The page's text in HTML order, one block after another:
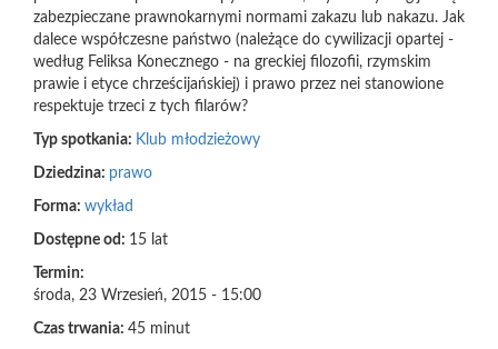
zabezpieczane prawnokarnymi normami zakazu lub nakazu. Jak
dalece współczesne państwo (należące do cywilizacji opartej -
według Feliksa Konecznego - na greckiej filozofii, rzymskim
prawie i etyce chrześcijańskiej) i prawo przez nei stanowione
respektuje trzeci z tych filarów?
Typ spotkania: Klub młodzieżowy
Dziedzina: prawo
Forma: wykład
Dostępne od: 15 lat
Termin:
środa, 23 Wrzesień, 2015 - 15:00
Czas trwania: 45 minut